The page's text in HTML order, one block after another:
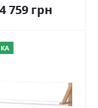
4 759 грн